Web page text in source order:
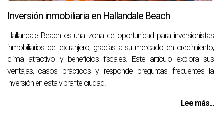
Inversión inmobiliaria en Hallandale Beach
Hallandale Beach es una zona de oportunidad para inversionistas
inmobiliarios del extranjero, gracias a su mercado en crecimiento,
clima atractivo y beneficios fiscales. Este artículo explora sus
ventajas, casos prácticos y responde preguntas frecuentes la
inversión en esta vibrante ciudad.
Lee más...